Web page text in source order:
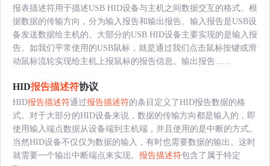
报表描述符用于描述USB HID设备与主机之间数据交互的格式。根
据数据的传输方向，分为输入报告和输出报告。输入报告是USB设
备发送数据给主机的。大部分的USB HID设备主要实现的是输入报
告。如我们平常使用的USB鼠标，就是通过我们点击鼠标按键或滑
动鼠标流轮实现给主机上报鼠标的报告信息。输出报告......
HID报告描述符协议
HID报告描述符通过报告描述符的条目定义了HID报告数据的格
式。对于大部分的HID设备来说，数据的传输方向都是输入的，即
使用输入端点数据从设备端到主机端，并且使用的是中断的方式。
当然HID设备不仅仅为数据的输入，有时也需要数据的输出。这时
就需要一个输出中断端点来实现。 报告描述符包含了属于特定